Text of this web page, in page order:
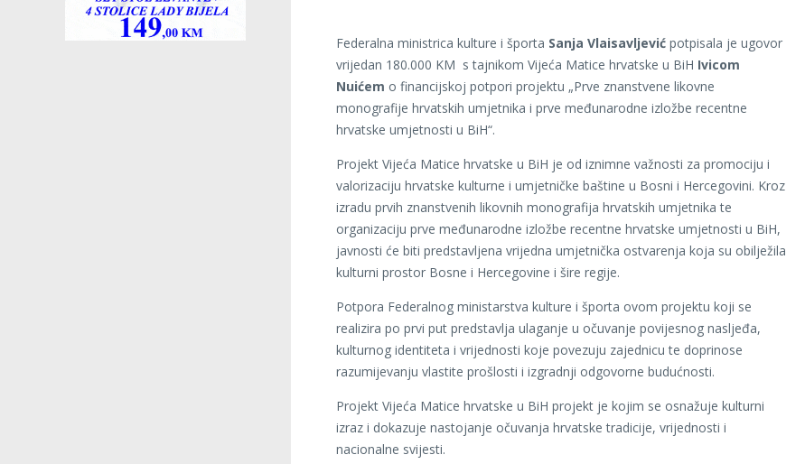
Federalna ministrica kulture i športa Sanja Vlaisavljević potpisala je ugovor
vrijedan 180.000 KM s tajnikom Vijeća Matice hrvatske u BiH Ivicom
Nuićem o financijskoj potpori projektu „Prve znanstvene likovne
monografije hrvatskih umjetnika i prve međunarodne izložbe recentne
hrvatske umjetnosti u BiH“.
Projekt Vijeća Matice hrvatske u BiH je od iznimne važnosti za promociju i
valorizaciju hrvatske kulturne i umjetničke baštine u Bosni i Hercegovini. Kroz
izradu prvih znanstvenih likovnih monografija hrvatskih umjetnika te
organizaciju prve međunarodne izložbe recentne hrvatske umjetnosti u BiH,
javnosti će biti predstavljena vrijedna umjetnička ostvarenja koja su obilježila
kulturni prostor Bosne i Hercegovine i šire regije.
Potpora Federalnog ministarstva kulture i športa ovom projektu koji se
realizira po prvi put predstavlja ulaganje u očuvanje povijesnog nasljeđa,
kulturnog identiteta i vrijednosti koje povezuju zajednicu te doprinose
razumijevanju vlastite prošlosti i izgradnji odgovorne budućnosti.
Projekt Vijeća Matice hrvatske u BiH projekt je kojim se osnažuje kulturni
izraz i dokazuje nastojanje očuvanja hrvatske tradicije, vrijednosti i
nacionalne svijesti.